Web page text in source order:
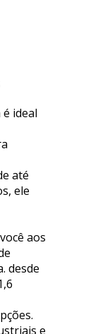
ideal
até
ele
aos
desde
e